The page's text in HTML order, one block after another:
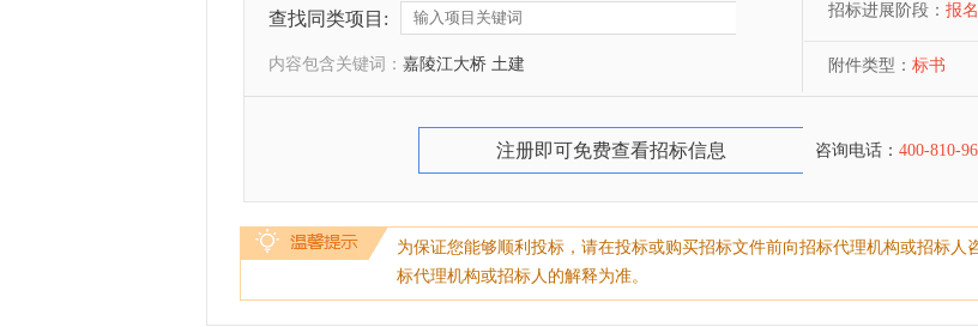
查找同类项目:
内容包含关键词： 嘉陵江大桥 土建
招标进展阶段： 报
附件类型： 标书
注册即可免费查看招标信息 咨询电话： 400-810-
为保证您能够顺利投标，请在投标或购买招标文件前向招标代理机构或招标
标代理机构或招标人的解释为准。